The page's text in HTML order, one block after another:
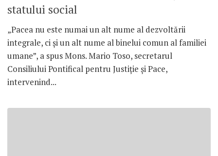
statului social
„Pacea nu este numai un alt nume al dezvoltării
integrale, ci şi un alt nume al binelui comun al familiei
umane”, a spus Mons. Mario Toso, secretarul
Consiliului Pontifical pentru Justiţie şi Pace,
intervenind...